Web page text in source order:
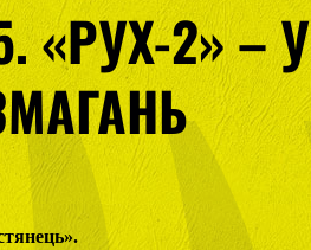
«РУХ-2» – У